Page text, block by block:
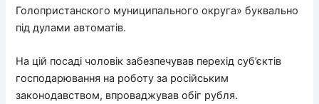
Голопристанского муниципального округа» буквально
під дулами автоматів.
На цій посаді чоловік забезпечував перехід суб’єктів
господарювання на роботу за російським
законодавством, впроваджував обіг рубля.